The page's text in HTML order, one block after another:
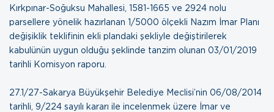
Kırkpınar-Soğuksu Mahallesi, 1581-1665 ve 2924 nolu
parsellere yönelik hazırlanan 1/5000 ölçekli Nazım İmar Planı
değişiklik teklifinin ekli plandaki şekliyle değiştirilerek
kabulünün uygun olduğu şeklinde tanzim olunan 03/01/2019
tarihli Komisyon raporu
27.1/27-Sakarya Büyükşehir Belediye Meclisi’nin 06/08/2014
tarihli, 9/224 sayılı kararı ile incelenmek üzere İmar ve